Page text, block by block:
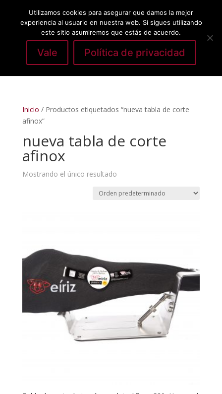
Seleccionar página
Inicio / Productos etiquetados “nueva tabla de corte
afinox”
nueva tabla de corte
afinox
Mostrando el único resultado
Utilizamos cookies para asegurar que damos la mejor
experiencia al usuario en nuestra web. Si sigues utilizando
este sitio asumiremos que estás de acuerdo.
Vale Política de privacidad